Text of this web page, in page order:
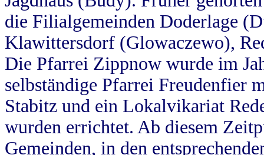
die Filialgemeinden Doderlage
Klawittersdorf (Glowaczewo),
Die Pfarrei Zippnow wurde im
selbständige Pfarrei Freudenfier
Stabitz und ein Lokalvikariat
wurden errichtet. Ab diesem
Gemeinden, in den